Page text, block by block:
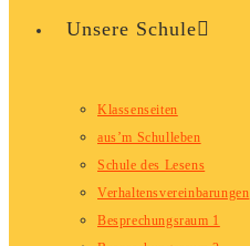
Unsere Schule
Klassenseiten
aus’m Schulleben
Schule des Lesens
Verhaltensvereinbarungen
Besprechungsraum 1